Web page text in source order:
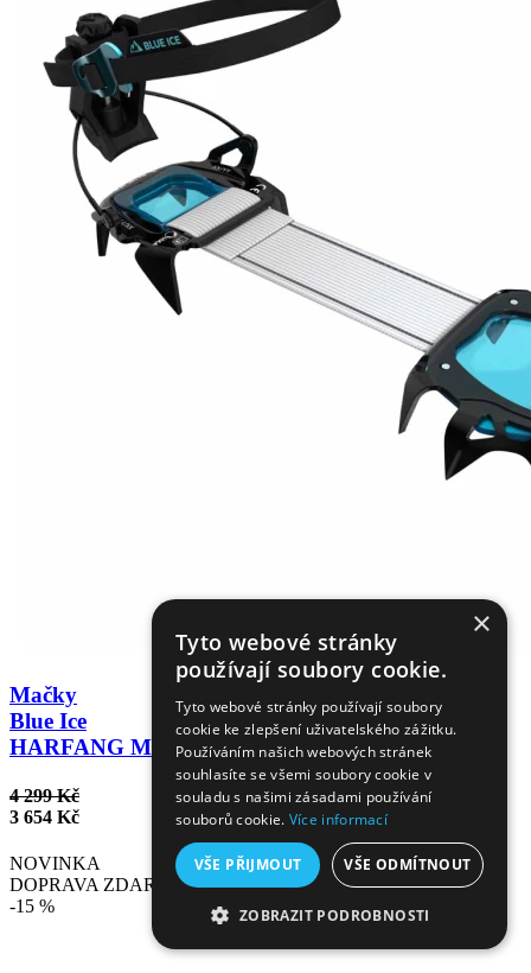
Mačky
Blue Ice
HARFANG MONO
4 299 Kč
3 654 Kč
NOVINKA
DOPRAVA ZDARMA
-15 %
×
Tyto webové stránky
používají soubory cookie.
Tyto webové stránky používají soubory
cookie ke zlepšení uživatelského zážitku.
Používáním našich webových stránek
souhlasíte se všemi soubory cookie v
souladu s našimi zásadami používání
souborů cookie. Více informací
VŠE PŘIJMOUT VŠE ODMÍTNOUT
ZOBRAZIT PODROBNOSTI
NEZBYTNĚ NUTNÉ SOUBORY